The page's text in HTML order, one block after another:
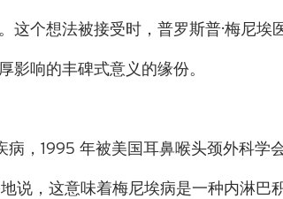
这个想法被接受时，普罗斯普·梅尼埃
影响的丰碑式意义的缘份。
病，1995年被美国耳鼻喉头颈外科学
说，这意味着梅尼埃病是一种内淋巴